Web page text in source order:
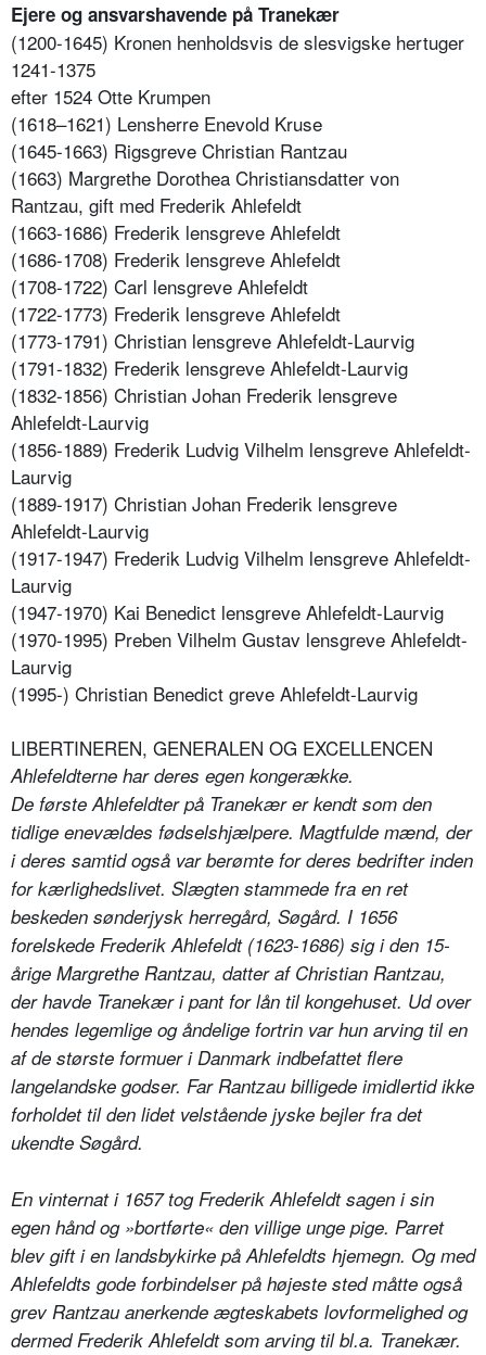
Ejere og ansvarshavende på Tranekær
(1200-1645) Kronen henholdsvis de slesvigske hertuger
1241-1375
efter 1524 Otte Krumpen
(1618–1621) Lensherre Enevold Kruse
(1645-1663) Rigsgreve Christian Rantzau
(1663) Margrethe Dorothea Christiansdatter von
Rantzau, gift med Frederik Ahlefeldt
(1663-1686) Frederik lensgreve Ahlefeldt
(1686-1708) Frederik lensgreve Ahlefeldt
(1708-1722) Carl lensgreve Ahlefeldt
(1722-1773) Frederik lensgreve Ahlefeldt
(1773-1791) Christian lensgreve Ahlefeldt-Laurvig
(1791-1832) Frederik lensgreve Ahlefeldt-Laurvig
(1832-1856) Christian Johan Frederik lensgreve
Ahlefeldt-Laurvig
(1856-1889) Frederik Ludvig Vilhelm lensgreve Ahlefeldt-
Laurvig
(1889-1917) Christian Johan Frederik lensgreve
Ahlefeldt-Laurvig
(1917-1947) Frederik Ludvig Vilhelm lensgreve Ahlefeldt-
Laurvig
(1947-1970) Kai Benedict lensgreve Ahlefeldt-Laurvig
(1970-1995) Preben Vilhelm Gustav lensgreve Ahlefeldt-
Laurvig
(1995-) Christian Benedict greve Ahlefeldt-Laurvig
LIBERTINEREN, GENERALEN OG EXCELLENCEN
Ahlefeldterne har deres egen kongerække.
De første Ahlefeldter på Tranekær er kendt som den
tidlige enevældes fødselshjælpere. Magtfulde mænd, der
i deres samtid også var berømte for deres bedrifter inden
for kærlighedslivet. Slægten stammede fra en ret
beskeden sønderjysk herregård, Søgård. I 1656
forelskede Frederik Ahlefeldt (1623-1686) sig i den 15-
årige Margrethe Rantzau, datter af Christian Rantzau,
der havde Tranekær i pant for lån til kongehuset. Ud over
hendes legemlige og åndelige fortrin var hun arving til en
af de største formuer i Danmark indbefattet flere
langelandske godser. Far Rantzau billigede imidlertid ikke
forholdet til den lidet velstående jyske bejler fra det
ukendte Søgård.
En vinternat i 1657 tog Frederik Ahlefeldt sagen i sin
egen hånd og »bortførte« den villige unge pige. Parret
blev gift i en landsbykirke på Ahlefeldts hjemegn. Og med
Ahlefeldts gode forbindelser på højeste sted måtte også
grev Rantzau anerkende ægteskabets lovformelighed og
dermed Frederik Ahlefeldt som arving til bl.a. Tranekær.